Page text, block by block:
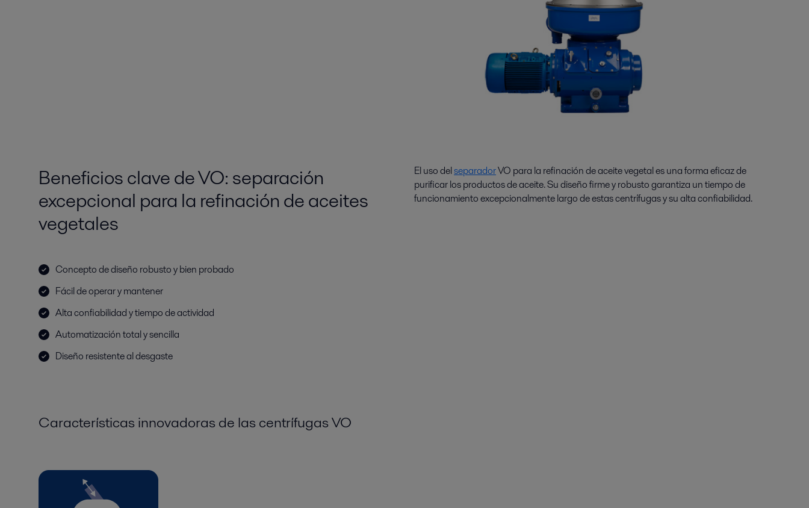
Beneficios clave de VO: separación
excepcional para la refinación de aceites
vegetales
Concepto de diseño robusto y bien probado
Fácil de operar y mantener
Alta confiabilidad y tiempo de actividad
Automatización total y sencilla
Diseño resistente al desgaste
El uso delseparadorVO para la refinación de aceite vegetal es una forma eficaz de
purificar los productos de aceite. Su diseño firme y robusto garantiza un tiempo de
funcionamiento excepcionalmente largo de estas centrífugas y su alta confiabilidad.
Características innovadoras de las centrífugas VO